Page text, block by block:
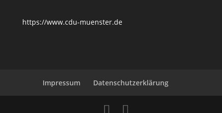
https://www.cdu-muenster.de
Impressum Datenschutzerklärung